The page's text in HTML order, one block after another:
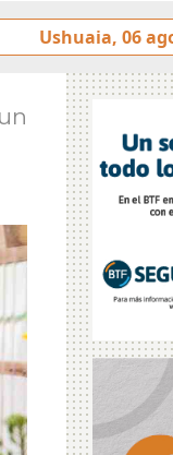
llegan a la
Ushuaia, 06